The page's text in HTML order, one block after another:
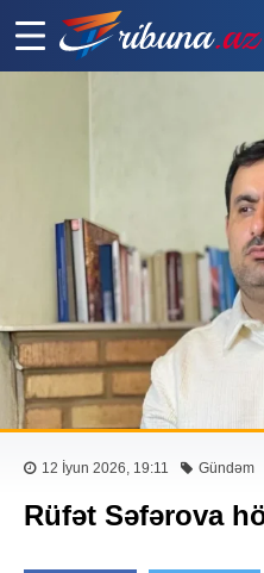
12 İyun 2026, 19:11 Gündəm
Rüfət Səfərova